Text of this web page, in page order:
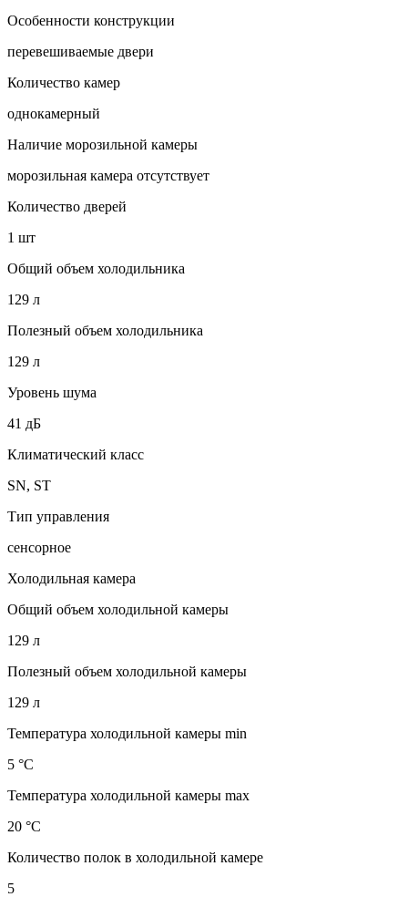
Особенности конструкции
перевешиваемые двери
Количество камер
однокамерный
Наличие морозильной камеры
морозильная камера отсутствует
Количество дверей
1 шт
Общий объем холодильника
129 л
Полезный объем холодильника
129 л
Уровень шума
41 дБ
Климатический класс
SN, ST
Тип управления
сенсорное
Холодильная камера
Общий объем холодильной камеры
129 л
Полезный объем холодильной камеры
129 л
Температура холодильной камеры min
5 °С
Температура холодильной камеры max
20 °С
Количество полок в холодильной камере
5